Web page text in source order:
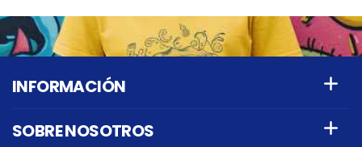
INFORMACIÓN
SOBRE NOSOTROS